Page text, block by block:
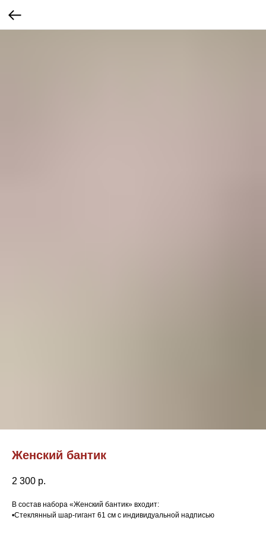
Женский бантик
2 300 р.
В состав набора «Женский бантик» входит:
•Стеклянный шар-гигант 61 см с индивидуальной надписью